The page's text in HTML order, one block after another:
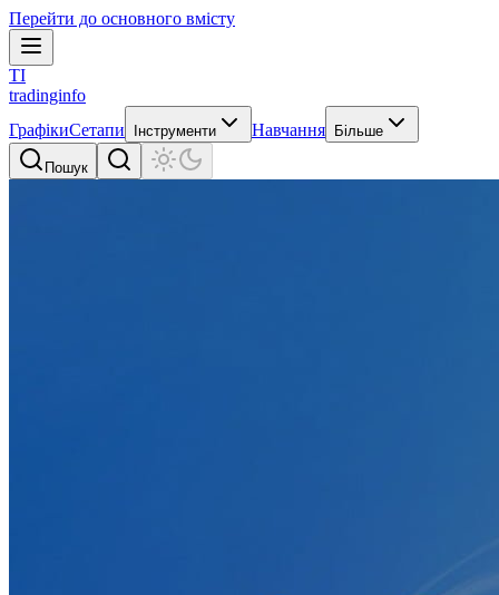
Перейти до основного вмісту
TI
tradinginfo
ГрафікиСетапи Інструменти Навчання Більше
Пошук